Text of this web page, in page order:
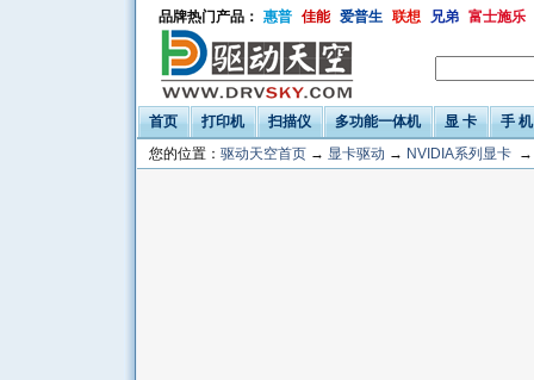
品牌热门产品： 惠普 佳能 爱普生 联想 兄弟 富士施乐
首页 打印机 扫描仪 多功能一体机 显 卡
手 机
您的位置： 驱动天空首页 → 显卡驱动 → NVIDIA系列显卡 →